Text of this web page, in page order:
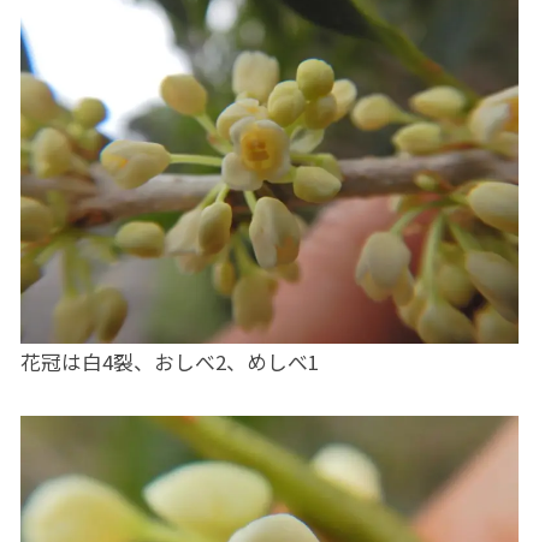
花冠は白4裂、おしべ2、めしべ1